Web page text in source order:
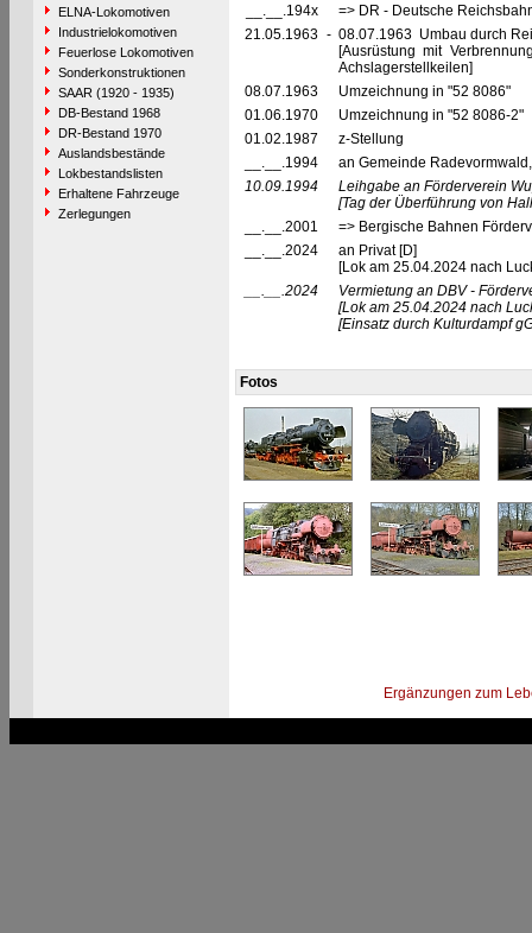
ELNA-Lokomotiven
Industrielokomotiven
Feuerlose Lokomotiven
Sonderkonstruktionen
SAAR (1920 - 1935)
DB-Bestand 1968
DR-Bestand 1970
Auslandsbestände
Lokbestandslisten
Erhaltene Fahrzeuge
Zerlegungen
__.__.194x
=> DR - Deutsche
21.05.1963 - 08.07.1963 Umbau durch
[Ausrüstung mit
Achslagerstellkeilen]
08.07.1963
Umzeichnung in "52 8086"
01.06.1970
Umzeichnung in "52 8086-2"
01.02.1987
z-Stellung
__.__.1994
an Gemeinde
10.09.1994
Leihgabe an Förderverein
[Tag der Überführung von
__.__.2001
=> Bergische Bahnen
__.__.2024
an Privat [D]
[Lok am 25.04.2024 nach
__.__.2024
Vermietung an DBV -
[Lok am 25.04.2024 nach
[Einsatz durch Kulturdampf
Fotos
Ergänzungen zum